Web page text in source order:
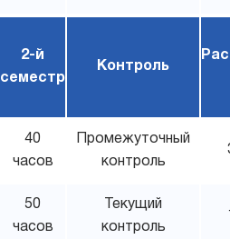
2-й
семестр
Контроль
40
часов
Промежуточный
контроль
50
часов
Текущий
контроль